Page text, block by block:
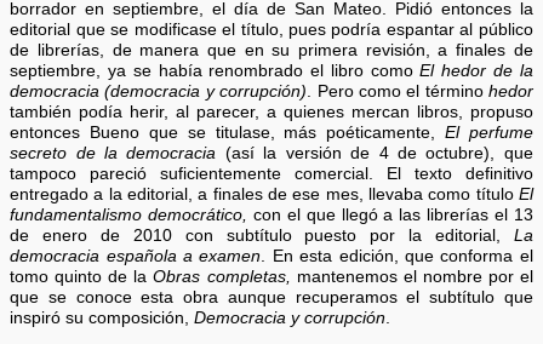
borrador en septiembre, el día de San Mateo. Pidió entonces la
editorial que se modificase el título, pues podría espantar al público
de librerías, de manera que en su primera revisión, a finales de
septiembre, ya se había renombrado el libro comoEl hedor de la
democracia (democracia y corrupción) . Pero como el término hedor
también podía herir, al parecer, a quienes mercan libros, propuso
entonces Bueno que se titulase, más poéticamente,El perfume
secreto de la democracia (así la versión de 4 de octubre), que
tampoco pareció suficientemente comercial. El texto definitivo
entregado a la editorial, a finales de ese mes, llevaba como título El
fundamentalismo democrático, con el que llegó a las librerías el 13
de enero de 2010 con subtítulo puesto por la editorial, La
democracia española a examen . En esta edición, que conforma el
tomo quinto de laObras completas,
mantenemos el nombre por el
que se conoce esta obra aunque recuperamos el subtítulo que
inspiró su composición,Democracia y corrupción